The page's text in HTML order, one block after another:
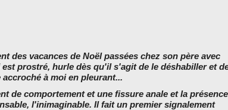
des vacances de Noël passées chez son père avec
prostré, hurle dès qu'il s'agit de le déshabiller et
à moi en pleurant...
de comportement et une fissure anale et la présence
l'inimaginable. Il fait un premier signalement